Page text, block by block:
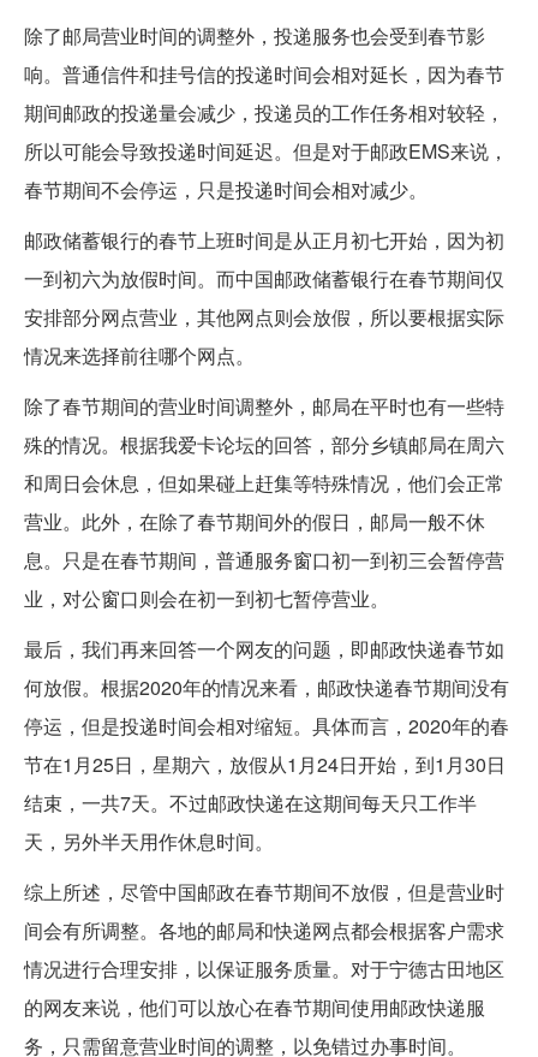
除了邮局营业时间的调整外，投递服务也会受到春节影
响。普通信件和挂号信的投递时间会相对延长，因为春节
期间邮政的投递量会减少，投递员的工作任务相对较轻，
所以可能会导致投递时间延迟。但是对于邮政EMS来说，
春节期间不会停运，只是投递时间会相对减少。
邮政储蓄银行的春节上班时间是从正月初七开始，因为初
一到初六为放假时间。而中国邮政储蓄银行在春节期间仅
安排部分网点营业，其他网点则会放假，所以要根据实际
情况来选择前往哪个网点。
除了春节期间的营业时间调整外，邮局在平时也有一些特
殊的情况。根据我爱卡论坛的回答，部分乡镇邮局在周六
和周日会休息，但如果碰上赶集等特殊情况，他们会正常
营业。此外，在除了春节期间外的假日，邮局一般不休
息。只是在春节期间，普通服务窗口初一到初三会暂停营
业，对公窗口则会在初一到初七暂停营业。
最后，我们再来回答一个网友的问题，即邮政快递春节如
何放假。根据2020年的情况来看，邮政快递春节期间没有
停运，但是投递时间会相对缩短。具体而言，2020年的春
节在1月25日，星期六，放假从1月24日开始，到1月30日
结束，一共7天。不过邮政快递在这期间每天只工作半
天，另外半天用作休息时间。
综上所述，尽管中国邮政在春节期间不放假，但是营业时
间会有所调整。各地的邮局和快递网点都会根据客户需求
情况进行合理安排，以保证服务质量。对于宁德古田地区
的网友来说，他们可以放心在春节期间使用邮政快递服
务，只需留意营业时间的调整，以免错过办事时间。